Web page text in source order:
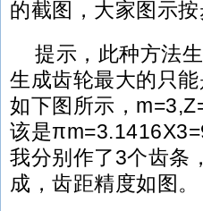
的截图，大家图示
提示，此种方法
生成齿轮最大的只能
如下图所示，
该是
我分别作了3个齿条
成，齿距精度如图。